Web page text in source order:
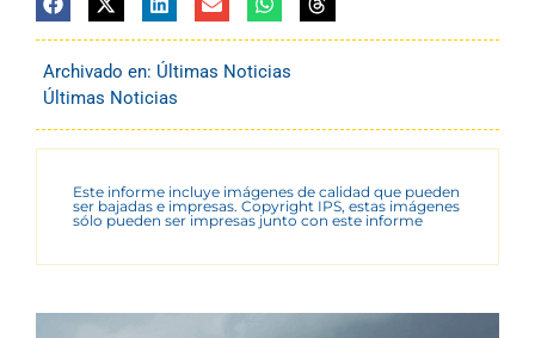
Archivado en: Últimas Noticias
Últimas Noticias
Este informe incluye imágenes de calidad que pueden
ser bajadas e impresas. Copyright IPS, estas imágenes
sólo pueden ser impresas junto con este informe